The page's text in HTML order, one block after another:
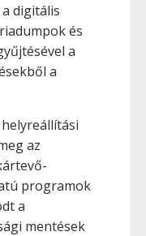
digitális
és
a
a
helyreállítási
az
programok
a
mentések